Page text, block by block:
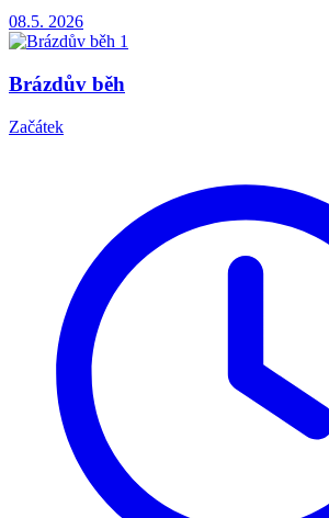
08.5. 2026
Brázdův běh
Začátek